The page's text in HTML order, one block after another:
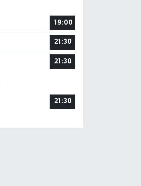
19:00
21:30
21:30
21:30